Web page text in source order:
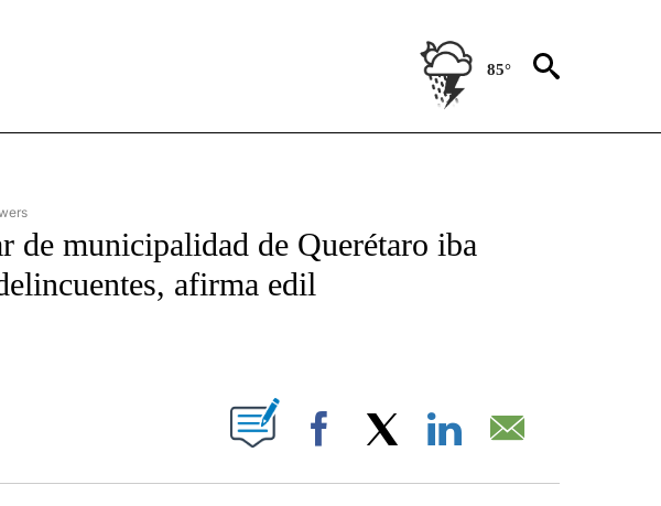
85°
SPANISH" TO RECEIVE NOTIFICATIONS ABOUT NEW PAGES ON "CNN - SPANISH".
de municipalidad de Querétaro iba
afirma edil
RECEIVE NOTIFICATIONS ABOUT NEW PAGES ON "".
Facebook